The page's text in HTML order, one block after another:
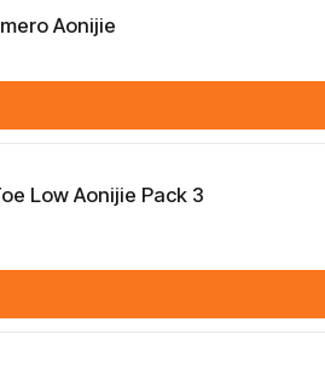
Aonijie
Low Aonijie Pack 3